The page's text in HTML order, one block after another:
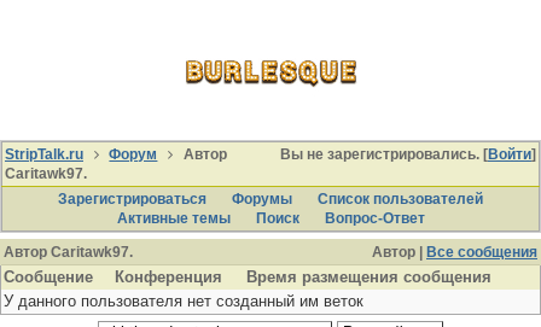
Вы не зарегистрировались. [Войти]
StripTalk.ru Форум
Автор
Caritawk97.
Зарегистрироваться
Форумы
Список пользователей
Активные темы
Поиcк
Вопрос-Ответ
Автор |
Все сообщения
Автор Caritawk97.
Сообщение Конференция
Время размещения сообщения
У данного пользователя нет созданный им веток